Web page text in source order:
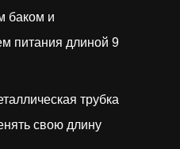
баком и
питания длиной 9
трубка
свою длину